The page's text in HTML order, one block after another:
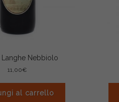
Langhe Nebbiolo
11,00€
al carrello